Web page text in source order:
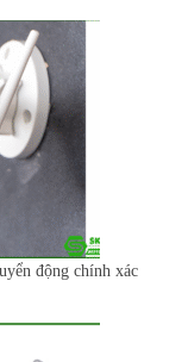
động chính xác